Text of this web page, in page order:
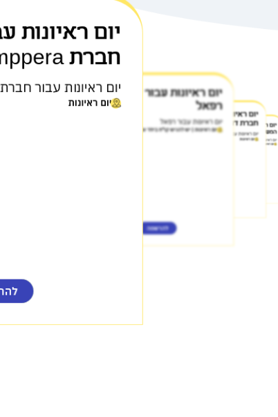
יום ראיונות עבור
המשטרה - תחנת...
יום ראיונות עבור המשטרה - תחנת באר שבע
יום ראיונות
יום ראיונות עבור
חברת דולב תעש...
יום ראיונות עבור חברת דולב תעשיות פלסטיק
יום ראיונות
יום ראיונות עבור
רפאל
יום ראיונות עבור רפאל
יום ראיונות | יש להגיש קו"ח ביחד עם גיליון ציונים עדכני
להרשמה
יום ראיונות
חברת Amppera
יום ראיונות עבור חברת Amppera
יום ראיונות